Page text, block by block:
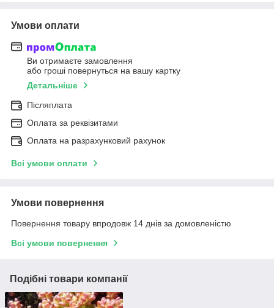
Умови оплати
Ви отримаєте замовлення
або гроші повернуться на вашу картку
Детальніше
Післяплата
Оплата за реквізитами
Оплата на разрахунковий рахунок
Всі умови оплати
Умови повернення
Повернення товару впродовж 14 днів за домовленістю
Всі умови повернення
Подібні товари компанії